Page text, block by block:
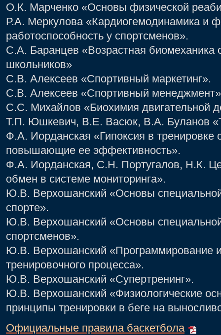
О.К. Марченко «Основы физической
Р.А. Меркулова «Кардиогемодинамика и
работоспособность у спортсменов».
С.А. Баранцев «Возрастная биомеханика
школьников»
С.В. Алексеев «Спортивный маркетинг».
С.В. Алексеев «Спортивный
С.С. Михайлов «Биохимия двигательной
Т.П. Юшкевич, В.Е. Васюк, В.А. Буланов
Ф.А. Иорданская «Гипоксия в тренировке
повышающие ее эффективность».
Ф.А. Иорданская, С.Н. Португалов, Н.К.
обмен в системе мониторинга».
Ю.В. Верхошанский «Основы
спорте».
Ю.В. Верхошанский «Основы
спортсменов».
Ю.В. Верхошанский «Программирование
тренировочного процесса».
Ю.В. Верхошанский «Супертренинг».
Ю.В. Верхошанский «Физиологические
принципы тренировки в беге на
Официальные правила баскетбола